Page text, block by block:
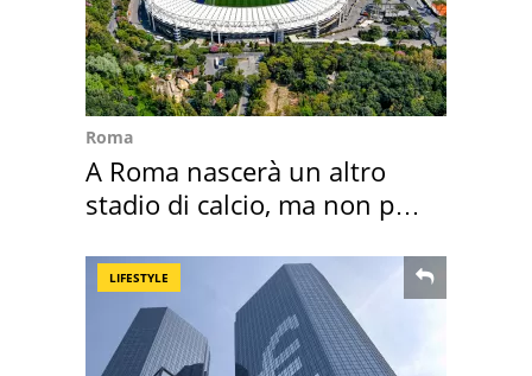
Roma
A Roma nascerà un altro
stadio di calcio, ma non per
LIFESTYLE